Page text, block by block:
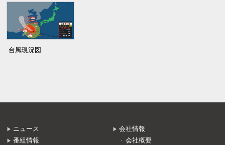
台風現況図
ニュース
番組情報
会社情報
会社概要